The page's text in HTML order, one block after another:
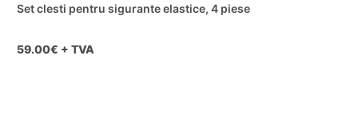
Set clesti pentru sigurante elastice, 4 piese
59.00€ + TVA